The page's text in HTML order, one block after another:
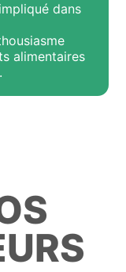
dans
alimentaires
.